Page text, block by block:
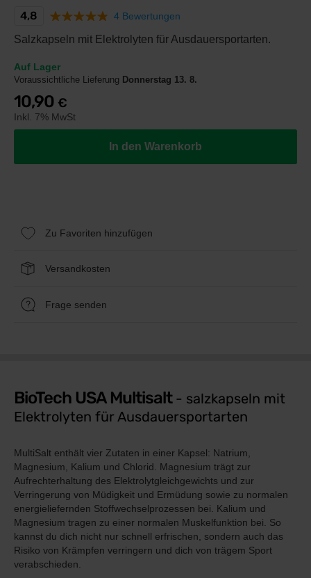
4,8 4 Bewertungen
Salzkapseln mit Elektrolyten für Ausdauersportarten.
Auf Lager
Voraussichtliche Lieferung Donnerstag 13. 8.
10,90 €
Inkl. 7% MwSt
In den Warenkorb
Zu Favoriten hinzufügen
Versandkosten
Frage senden
BioTech USA Multisalt - salzkapseln mit
Elektrolyten für Ausdauersportarten
MultiSalt enthält vier Zutaten in einer Kapsel: Natrium,
Magnesium, Kalium und Chlorid. Magnesium trägt zur
Aufrechterhaltung des Elektrolytgleichgewichts und zur
Verringerung von Müdigkeit und Ermüdung sowie zu normalen
energieliefernden Stoffwechselprozessen bei. Kalium und
Magnesium tragen zu einer normalen Muskelfunktion bei. So
kannst du dich nicht nur schnell erfrischen, sondern auch das
Risiko von Krämpfen verringern und dich von trägem Sport
verabschieden.